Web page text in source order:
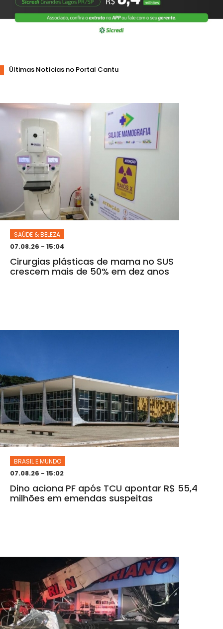
Últimas Notícias no Portal Cantu
SAÚDE & BELEZA
07.08.26 - 15:04
Cirurgias plásticas de mama no SUS
crescem mais de 50% em dez anos
BRASIL E MUNDO
07.08.26 - 15:02
Dino aciona PF após TCU apontar R$ 55,4
milhões em emendas suspeitas